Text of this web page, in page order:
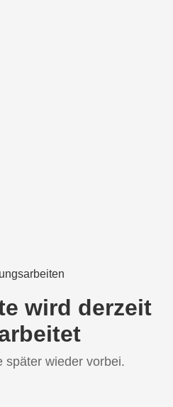
wird derzeit
später wieder vorbei.